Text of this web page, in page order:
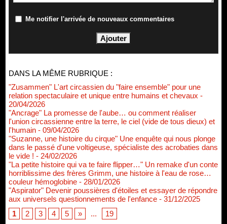
Me notifier l'arrivée de nouveaux commentaires
DANS LA MÊME RUBRIQUE :
"Zusammen" L'art circassien du "faire ensemble" pour une
relation spectaculaire et unique entre humains et chevaux -
20/04/2026
"Ancrage" La promesse de l'aube… ou comment réaliser
l'union circassienne entre la terre, le ciel (vide de tous dieux) et
l'humain - 09/04/2026
"Suzanne, une histoire du cirque" Une enquête qui nous plonge
dans le passé d'une voltigeuse, spécialiste des acrobaties dans
le vide ! - 24/02/2026
"La petite histoire qui va te faire flipper…" Un remake d'un conte
horriblissime des frères Grimm, une histoire à l'eau de rose…
couleur hémoglobine - 28/01/2026
"Aspirator" Devenir poussières d'étoiles et essayer de répondre
aux universels questionnements de l'enfance - 31/12/2025
1
2 3 4 5 » ... 19